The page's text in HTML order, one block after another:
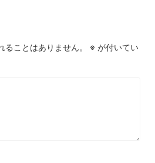
ることはありません。 ※ が付いてい